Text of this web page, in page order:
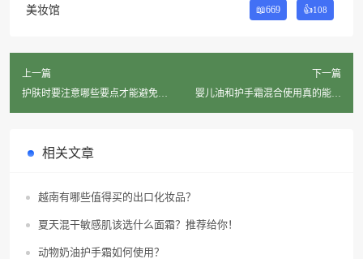
美妆馆 📖669 👍108
上一篇
护肤时要注意哪些要点才能避免油
下一篇
婴儿油和护手霜混合使用真的能美
相关文章
越南有哪些值得买的出口化妆品？
夏天混干敏感肌该选什么面霜？推荐给你！
动物奶油护手霜如何使用？